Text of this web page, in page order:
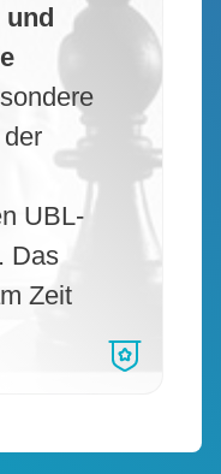
und
UBL-
Das
Zeit